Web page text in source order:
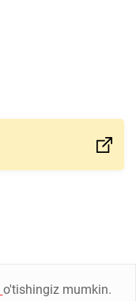
o'tishingiz mumkin.